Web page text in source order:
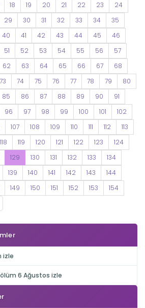
18 19 20 21 22 23
24
29 30 31 32 33 34
35
40 41 42 43 44 45
46
51 52 53 54 55 56
57
62 63 64 65 66 67
68
73 74 75 76 77 78 79
80
85 86 87 88 89 90
91
96 97 98 99 100 101
102
107 108 109 110 111 112
113
118 119 120 121 122 123
124
129 130 131 132 133
134
139 140 141 142 143
144
149 150 151 152 153
154
izle
6 Ağustos izle